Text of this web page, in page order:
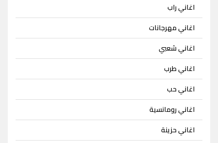
اغاني راب
اغاني مهرجانات
اغاني شعبي
اغاني طرب
اغاني حب
اغاني رومانسية
اغاني حزينة